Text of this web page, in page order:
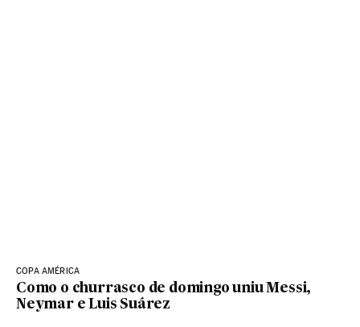
COPA AMÉRICA
Como o churrasco de domingo uniu Messi,
Neymar e Luis Suárez